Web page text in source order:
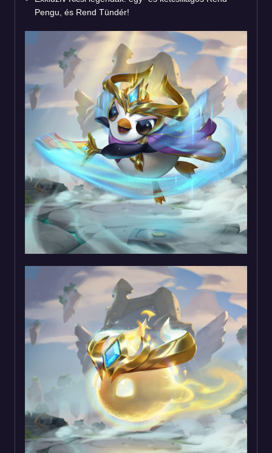
Pengu, és Rend Tündér!